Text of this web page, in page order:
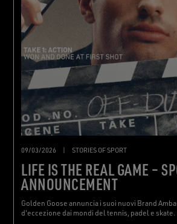
09/03/2026 | STORIES OF SPORT
LIFE IS THE REAL GAME –
ANNOUNCEMENT
Golden Goose annuncia i suoi nuovi Brand
d'eccezione dai mondi del tennis, padel e skate.